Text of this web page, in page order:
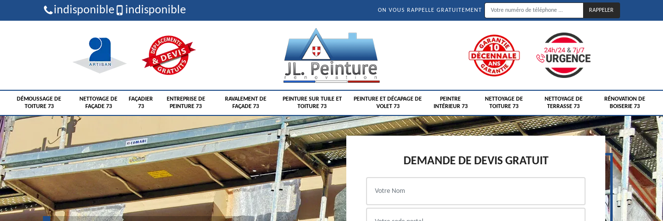
indisponible indisponible ON VOUS RAPPELLE GRATUITEMENT
DÉMOUSSAGE DE
TOITURE 73
NETTOYAGE DE
FAÇADE 73
FAÇADIER
73
ENTREPRISE DE
PEINTURE 73
RAVALEMENT DE
FAÇADE 73
PEINTURE SUR TUILE ET
TOITURE 73
PEINTURE ET DÉCAPAGE DE
VOLET 73
PEINTRE
INTÉRIEUR 73
NETTOYAGE DE
TOITURE 73
NETTOYAGE DE
TERRASSE 73
RÉNOVATION DE
BOISERIE 73
DEMANDE DE DEVIS GRATUIT